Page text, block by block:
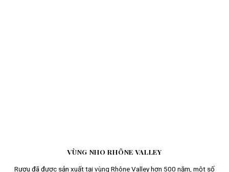
VÙNG NHO RHÔNE VALLEY
Rượu đã được sản xuất tại vùng Rhône Valley hơn 500 năm, một số